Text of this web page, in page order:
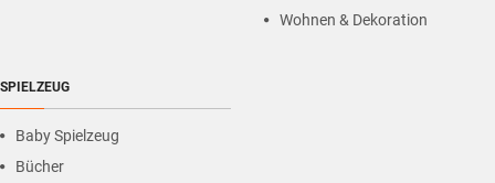
Wohnen & Dekoration
SPIELZEUG
Baby Spielzeug
Bücher